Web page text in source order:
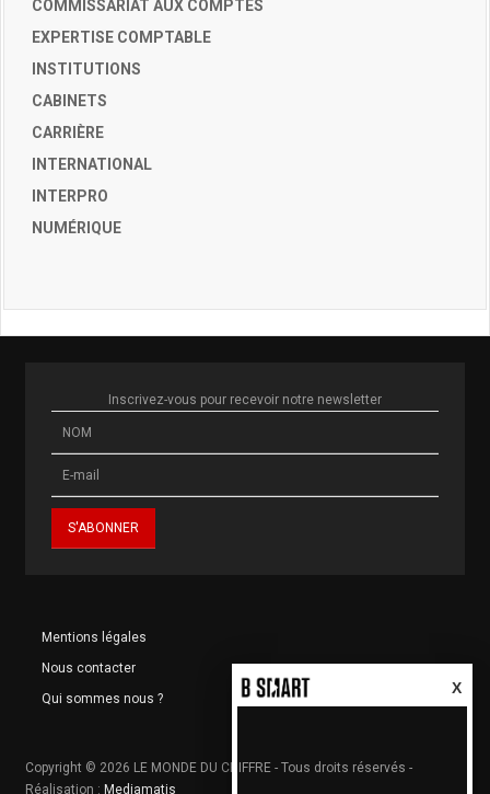
COMMISSARIAT AUX COMPTES
EXPERTISE COMPTABLE
INSTITUTIONS
CABINETS
CARRIÈRE
INTERNATIONAL
INTERPRO
NUMÉRIQUE
Inscrivez-vous pour recevoir notre newsletter
Mentions légales
Nous contacter
Qui sommes nous ?
Copyright © 2026 LE MONDE DU CHIFFRE - Tous droits réservés -
Réalisation : Mediamatis
X